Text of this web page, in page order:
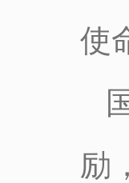
使
励